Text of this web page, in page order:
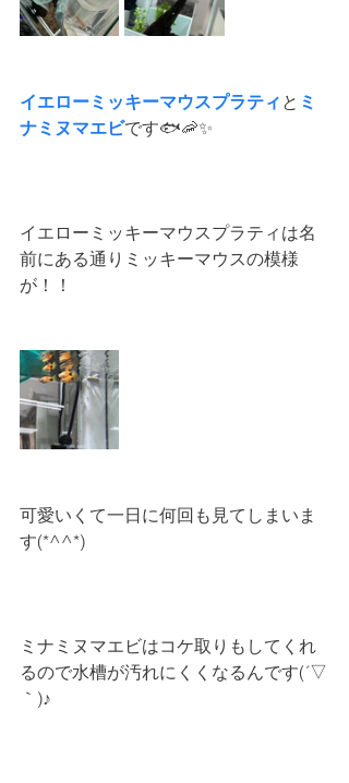
イエローミッキーマウスプラティ と ミ
ナミヌマエビです🐟🦐✨
イエローミッキーマウスプラティは名
前にある通りミッキーマウスの模様
が！！
可愛いくて一日に何回も見てしまいま
す(*^^*)
ミナミヌマエビはコケ取りもしてくれ
るので水槽が汚れにくくなるんです(´▽
｀)♪